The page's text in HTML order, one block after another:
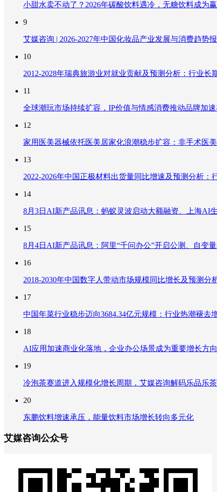
小甜水卖不动了？2026年碳酸饮料遇冷，无糖饮料成为
9
艾媒咨询 | 2026-2027年中国化妆品产业发展与消费趋势
10
2012-2028年瑞典旅游业对就业贡献及预测分析：行业
11
全球潮玩市场持续扩容，IP价值与情感消费推动品牌加
12
家用医美器械依托医美居家化浪潮稳步扩容：非手术医
13
2022-2026年中国正极材料出货量同比增速及预测分析
14
8月3日AI新产品讯息：蚂蚁灵波启动大额融资、上海AI
15
8月4日AI新产品讯息：阿里“千问办公”开启公测、自变
16
2018-2030年中国数字人带动市场规模同比增长及预测
17
中国年菜行业稳步迈向3684.34亿元规模：行业热潮褪
18
AI应用加速商业化落地，企业办公场景成为重要增长方向
19
冷泡茶赛道进入规模化增长周期，艾媒咨询解码乐品乐
20
东鹏饮料增速承压，能量饮料市场增长转向多元化
艾媒咨询公众号